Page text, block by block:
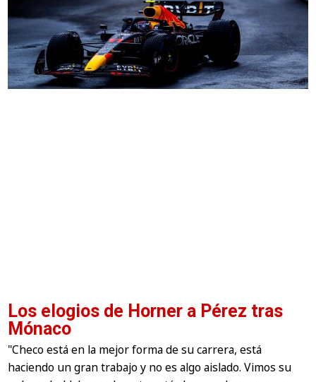
Los elogios de Horner a Pérez tras
Mónaco
"Checo está en la mejor forma de su carrera, está
haciendo un gran trabajo y no es algo aislado. Vimos su